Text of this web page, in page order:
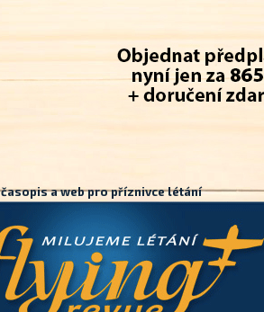
časopis a web pro příznivce létání